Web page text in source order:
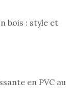
bois : style et
en PVC au